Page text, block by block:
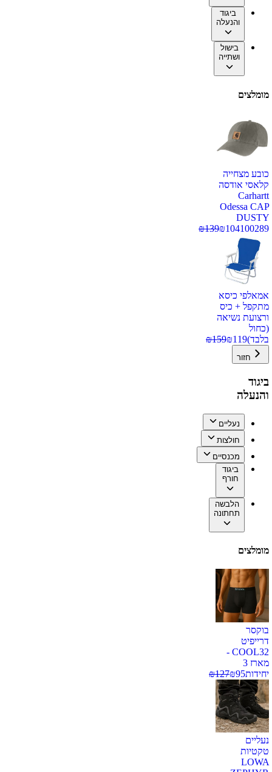
ביגוד
והנעלה
בישול
ושתייה
מומלצים
כובע מצחייה
קלאסי אודסה
Carhartt
Odessa CAP
DUSTY
100289
₪104
₪139
אמאלפי כיסא
מתקפל + כיס
ורצועת נשיאה
(כחול
בלבד)
₪119
₪159
חזור
ביגוד
והנעלה
נעליים
חולצות
מכנסיים
ביגוד
חורף
הלבשה
תחתונה
מומלצים
בוקסר
דרייפיט
COOL32 -
מארז 3
יחידות
₪95
₪127
נעליים
טקטיות
LOWA